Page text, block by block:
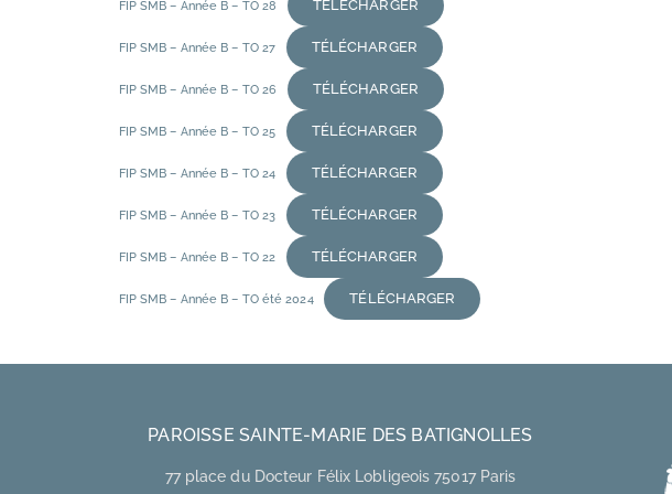
FIP SMB – Année B – TO 28 TÉLÉCHARGER
FIP SMB – Année B – TO 27 TÉLÉCHARGER
FIP SMB – Année B – TO 26 TÉLÉCHARGER
FIP SMB – Année B – TO 25 TÉLÉCHARGER
FIP SMB – Année B – TO 24 TÉLÉCHARGER
FIP SMB – Année B – TO 23 TÉLÉCHARGER
FIP SMB – Année B – TO 22 TÉLÉCHARGER
FIP SMB – Année B – TO été 2024 TÉLÉCHARGER
PAROISSE SAINTE-MARIE DES BATIGNOLLES
77 place du Docteur Félix Lobligeois 75017 Paris